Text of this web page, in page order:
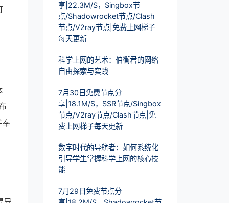
奉
享|22.3M/S，Singbox节
点/Shadowrocket节点/Clash
节点/V2ray节点|免费上网梯子
每天更新
科学上网的艺术：伯衡君的网络
自由探索与实践
7月30日免费节点分
享|18.1M/S，SSR节点/Singbox
节点/V2ray节点/Clash节点|免
费上网梯子每天更新
数字时代的导航者：如何系统化
引导学生掌握科学上网的核心技
能
7月29日免费节点分